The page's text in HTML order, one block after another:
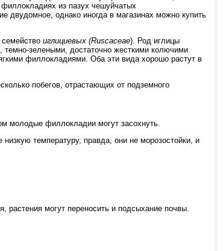
из пазух чешуйчатых
двудомное, однако иногда в магазинах можно купить
иглициевых (Ruscaceae). Род иглицы
зелеными, достаточно жесткими колючими
филлокладиями. Оба эти вида хорошо растут в
побегов, отрастающих от подземного
молодые филлокладии могут засохнуть.
температуру, правда, они не морозостойки, и
растения могут переносить и подсыхание почвы.